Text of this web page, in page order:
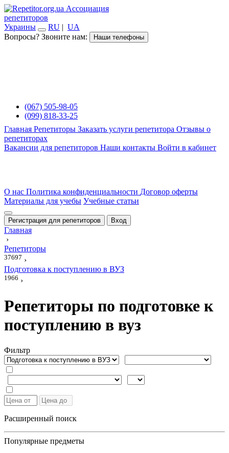
Ассоциация
репетиторов
Украины
RU | UA
Вопросы? Звоните нам:
Наши телефоны
(067) 505-98-05
(099) 818-33-25
Главная Репетиторы Заказать услуги репетитора Отзывы о
репетиторах
Вакансии для репетиторов Наши контакты Войти в кабинет
О нас Политика конфиденциальности Договор оферты
Материалы для учебы Учебные статьи
Регистрация для репетиторов Вход
Главная
›
Репетиторы
37697 ›
Подготовка к поступлению в ВУЗ
1966 ›
Репетиторы по подготовке к
поступлению в вуз
Фильтр
Расширенный поиск
Популярные предметы